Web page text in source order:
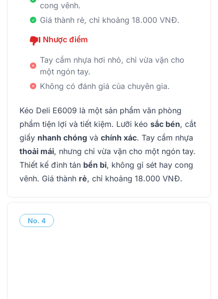
cong vênh.
Giá thành rẻ, chỉ khoảng 18.000 VNĐ.
Nhược điểm
Tay cầm nhựa hơi nhỏ, chỉ vừa vặn cho
một ngón tay.
Không có đánh giá của chuyên gia.
Kéo Deli E6009 là một sản phẩm văn phòng
phẩm tiện lợi và tiết kiệm. Lưỡi kéo sắc bén, cắt
giấy nhanh chóng và chính xác. Tay cầm nhựa
thoải mái, nhưng chỉ vừa vặn cho một ngón tay.
Thiết kế đinh tán bền bỉ, không gỉ sét hay cong
vênh. Giá thành rẻ, chỉ khoảng 18.000 VNĐ.
No. 4